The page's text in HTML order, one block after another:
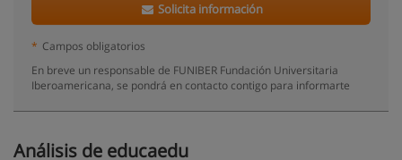
Solicita información
* Campos obligatorios
En breve un responsable de FUNIBER Fundación Universitaria
Iberoamericana, se pondrá en contacto contigo para informarte
Análisis de educaedu